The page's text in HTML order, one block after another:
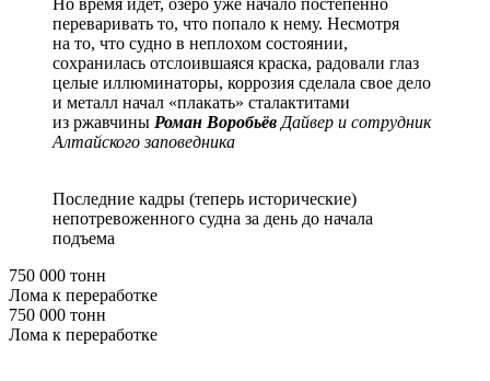
Но время идет, озеро уже начало постепенно
переваривать то, что попало к нему. Несмотря
на то, что судно в неплохом состоянии,
сохранилась отслоившаяся краска, радовали глаз
целые иллюминаторы, коррозия сделала свое дело
и металл начал «плакать» сталактитами
из ржавчины Роман Воробьёв Дайвер и сотрудник
Алтайского заповедника
Последние кадры (теперь исторические)
непотревоженного судна за день до начала
подъема
750 000 тонн
Лома к переработке
750 000 тонн
Лома к переработке